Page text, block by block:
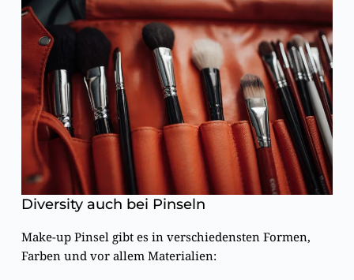
Diversity auch bei Pinseln
Make-up Pinsel gibt es in verschiedensten Formen,
Farben und vor allem Materialien: